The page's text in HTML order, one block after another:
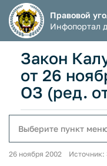
Правовой
Инфопортал
Закон
от 26
ОЗ (ред.
Выберите пункт
26 ноября 2002 Источник: